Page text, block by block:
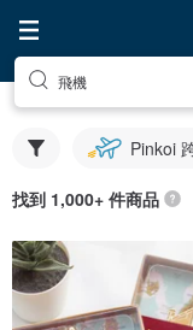
飛機
Pinkoi
找到 1,000+ 件商品